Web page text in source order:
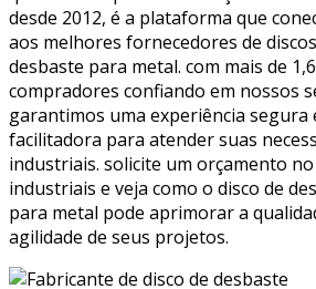
desde 2012, é a plataforma que
aos melhores fornecedores de
desbaste para metal. com mais de
compradores confiando em nossos
garantimos uma experiência segura
facilitadora para atender suas
industriais. solicite um orçamento
industriais e veja como o disco de
para metal pode aprimorar a
agilidade de seus projetos.